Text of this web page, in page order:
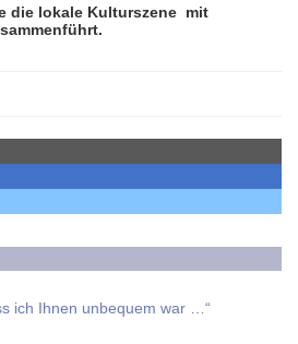
die lokale Kulturszene mit
ich Ihnen unbequem war …“